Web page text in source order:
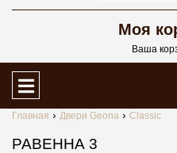
Моя
Ваша
Главная Двери Geona Classic
РАВЕННА 3